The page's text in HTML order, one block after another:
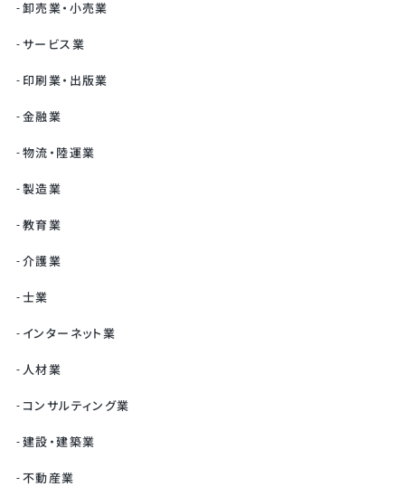
卸売業・小売業
サービス業
印刷業・出版業
金融業
物流・陸運業
製造業
教育業
介護業
士業
インターネット業
人材業
コンサルティング業
建設・建築業
不動産業